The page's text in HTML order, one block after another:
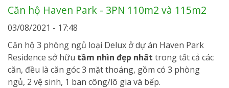
Căn hộ Haven Park - 3PN 110m2 và 115m2
03/08/2021 - 17:48
Căn hộ 3 phòng ngủ loại Delux ở dự án Haven Park
Residence sở hữu tầm nhìn đẹp nhất trong tất cả các
căn, đều là căn góc 3 mặt thoáng, gồm có 3 phòng
ngủ, 2 vệ sinh, 1 ban công/lô gia và bếp.